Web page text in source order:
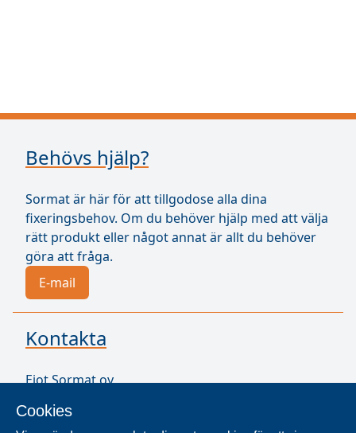
Cookies
Behövs hjälp?
Sormat är här för att tillgodose alla dina
fixeringsbehov. Om du behöver hjälp med att välja
rätt produkt eller något annat är allt du behöver
göra att fråga.
E-mail
Kontakta
Ejot Sormat oy
21250 Masku